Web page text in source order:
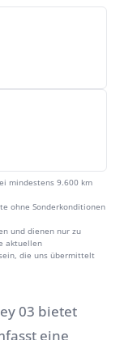
mindestens 9.600 km
ohne Sonderkonditionen
und dienen nur zu
aktuellen
die uns übermittelt
03 bietet
eine